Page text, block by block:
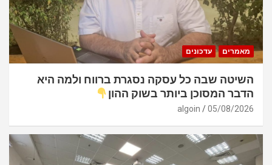
מאמרים עדכונים
השיטה שבה כל עסקה נסגרת ברווח ולמה היא
הדבר המסוכן ביותר בשוק ההון
05/08/2026
algoin